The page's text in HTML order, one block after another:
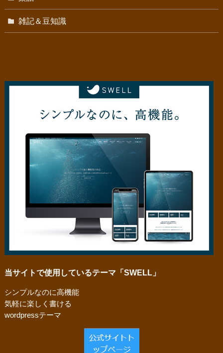
雑記＆豆知識
当サイトで使用しているテーマ「SWELL」
シンプルなのに高機能
気軽に楽しく書ける
wordpressテーマ